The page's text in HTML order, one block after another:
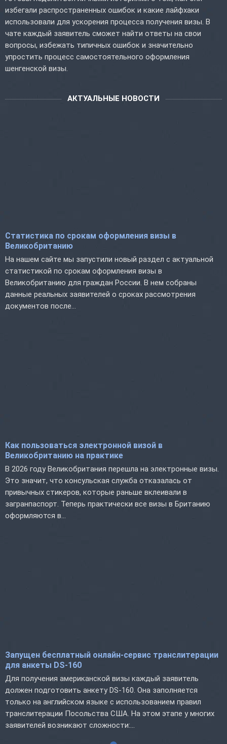
избегали распространенных ошибок и какие лайфхаки
использовали для ускорения процесса получения визы. В
чате каждый заявитель сможет найти ответы на свои
вопросы, избежать типичных ошибок и значительно
упростить процесс самостоятельного оформления
шенгенской визы.
АКТУАЛЬНЫЕ НОВОСТИ
Статистика по срокам оформления визы в
Великобританию
На нашем сайте мы запустили новый раздел с актуальной
статистикой по срокам оформления визы в
Великобританию для граждан России. В нем собраны
данные реальных заявителей о сроках рассмотрения
документов после...
Как пользоваться электронной визой в
Великобританию на практике
В 2026 году Великобритания перешла на электронные визы.
Это значит, что консульская служба отказалась от
привычных стикеров, которые раньше вклеивали в
загранпаспорт. Теперь практически все визы в Британию
оформляются в...
Запущен бесплатный онлайн-сервис транслитерации
для анкеты DS-160
Для получения американской визы каждый заявитель
должен подготовить анкету DS-160. Она заполняется
только на английском языке с использованием правил
транслитерации Посольства США. На этом этапе у многих
заявителей возникают сложности:...